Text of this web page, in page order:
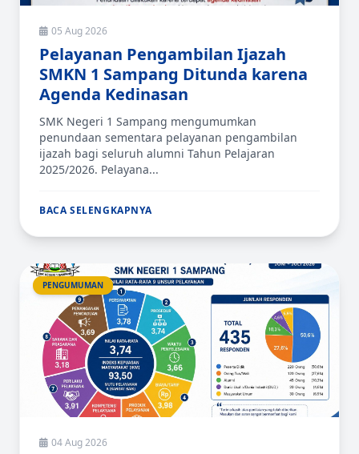
05 Aug 2026
Pelayanan Pengambilan Ijazah
SMKN 1 Sampang Ditunda karena
Agenda Kedinasan
SMK Negeri 1 Sampang mengumumkan
penundaan sementara pelayanan pengambilan
ijazah bagi seluruh alumni Tahun Pelajaran
2025/2026. Pelayana...
BACA SELENGKAPNYA
PENGUMUMAN
04 Aug 2026